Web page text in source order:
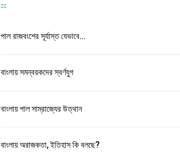
পাল রাজবংশের সূর্যাস্ত যেভাবে…
বাংলায় সমন্বয়কদের স্বর্ণযুগ
বাংলায় পাল সাম্রাজ্যের উত্থান
বাংলায় অরাজকতা, ইতিহাস কি বলছে?